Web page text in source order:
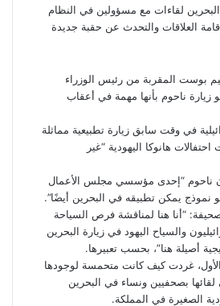
لقاءات مع مسؤولين في النظام
العلاقات والتحدث عن حقبة جديدة
بوست المقربة من رئيس الوزراء
زيارة ناحوم بأنها مهمة في أعقاب
في وقت سابق زيارة تطبيعية مماثلة
هانوكا اليهودية “غير
ناحوم “إحدى مؤسسي مجلس الأعمال
نموذج يمكن تطبيقه في البحرين أيضًا”.
“أنا هنا لمناقشة فرص السياحة
والسياح اليهود في زيارة البحرين
أصيلة هنا”، بحسب تعبيرها.
الأول، غردت كيف كانت متحمسة لوجودها
بصحفيين ونساء في البحرين
الصغيرة في المملكة.